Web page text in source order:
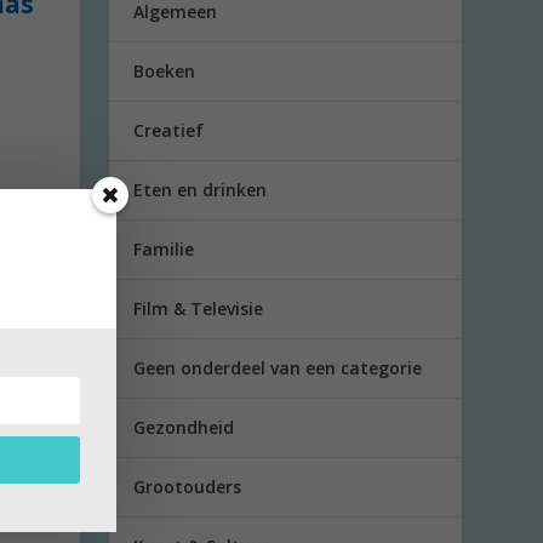
je
Algemeen
Boeken
Creatief
Eten en drinken
Familie
Film & Televisie
Geen onderdeel van een categorie
Gezondheid
Grootouders